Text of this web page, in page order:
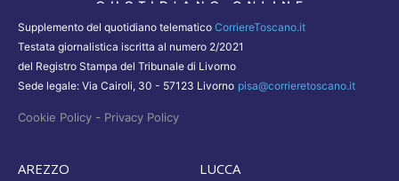
Supplemento del quotidiano telematico CorriereToscano.it
Testata giornalistica iscritta al numero 2/2021
del Registro Stampa del Tribunale di Livorno
Sede legale: Via Cairoli, 30 - 57123 Livorno pisa@corrieretoscano.it
Cookie Policy - Privacy Policy
AREZZO LUCCA